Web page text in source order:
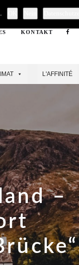
KONTAKT
L'AFFINITÉ
–